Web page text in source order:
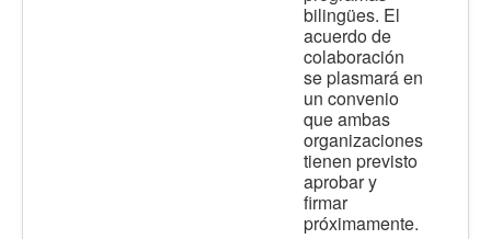
bilingües. El
acuerdo de
colaboración
se plasmará en
un convenio
que ambas
organizaciones
tienen previsto
aprobar y
firmar
próximamente.